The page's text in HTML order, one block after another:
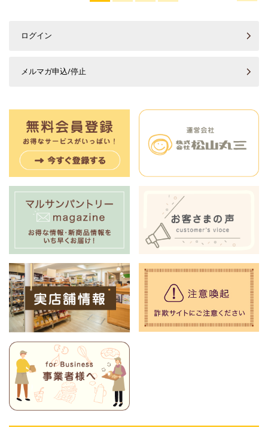
ログイン
メルマガ申込/停止